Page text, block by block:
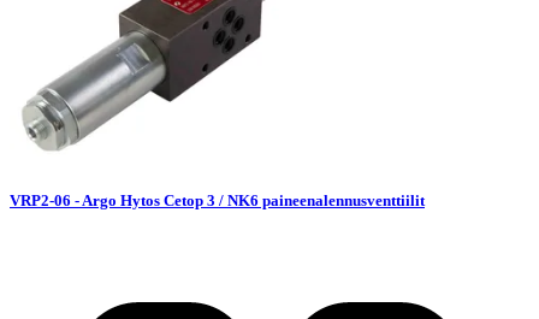
VRP2-06 - Argo Hytos Cetop 3 / NK6 paineenalennusventtiilit